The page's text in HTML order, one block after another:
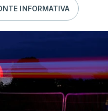
INFORMATIVA